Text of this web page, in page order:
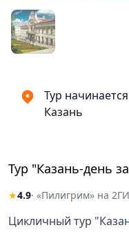
Тур
Казань
Тур "Казань-день
★4.9· «Пилигрим» на
Цикличный тур